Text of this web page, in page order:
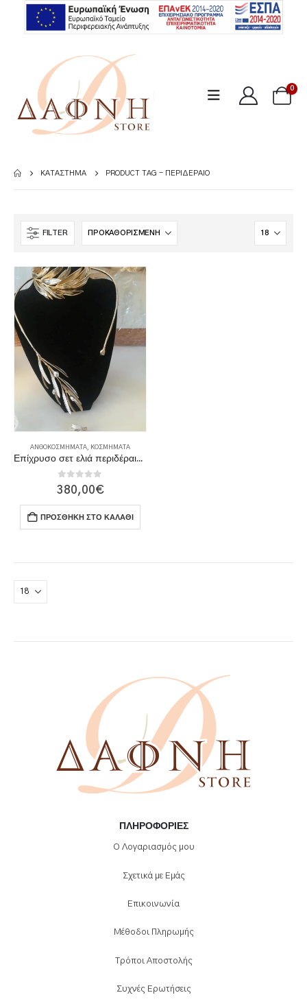
0
ΚΑΤΆΣΤΗΜΑ PRODUCT TAG - ΠΕΡΙΔΈΡΑΙΟ
FILTER
ΑΝΘΟΚΟΣΜΉΜΑΤΑ ΚΟΣΜΉΜΑΤΑ
Επίχρυσο σετ ελιά περιδέραιο, βραχιόλι & δαχτυλίδι
0 out of 5
380,00€
ΠΡΟΣΘΉΚΗ ΣΤΟ ΚΑΛΆΘΙ
ΠΛΗΡΟΦΟΡΊΕΣ
Ο Λογαριασμός μου
Σχετικά με Εμάς
Επικοινωνία
Μέθοδοι Πληρωμής
Τρόποι Αποστολής
Συχνές Ερωτήσεις